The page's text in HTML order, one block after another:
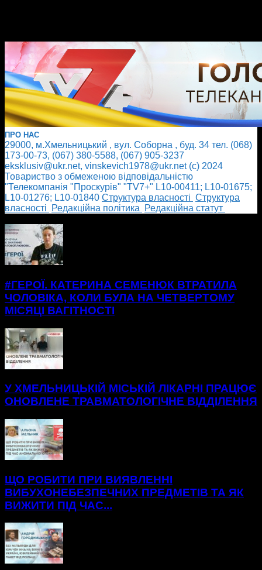
ПРО НАС
29000, м.Хмельницький , вул. Соборна , буд. 34 тел. (068)
173-00-73, (067) 380-5588, (067) 905-3237
eksklusiv@ukr.net, vinskevich1978@ukr.net (с) 2024
Товариство з обмеженою відповідальністю
"Телекомпанія "Проскурів" "TV7+" L10-00411; L10-01675;
L10-01276; L10-01840 Cтруктура власності Cтруктура
власності
Редакційна політика
Редакційна статут
#ГЕРОЇ. КАТЕРИНА СЕМЕНЮК ВТРАТИЛА
ЧОЛОВІКА, КОЛИ БУЛА НА ЧЕТВЕРТОМУ
МІСЯЦІ ВАГІТНОСТІ
У ХМЕЛЬНИЦЬКІЙ МІСЬКІЙ ЛІКАРНІ ПРАЦЮЄ
ОНОВЛЕНЕ ТРАВМАТОЛОГІЧНЕ ВІДДІЛЕННЯ
ЩО РОБИТИ ПРИ ВИЯВЛЕННІ
ВИБУХОНЕБЕЗПЕЧНИХ ПРЕДМЕТІВ ТА ЯК
ВИЖИТИ ПІД ЧАС...